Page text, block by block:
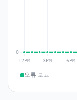
오류 보고